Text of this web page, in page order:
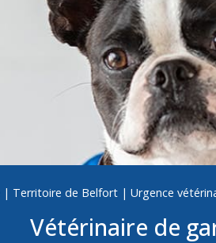
| Territoire de Belfort | Urgence
Vétérinaire de